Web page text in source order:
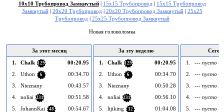
10x10 Трубопровод Замкнутый| 15x15 Трубопровод | 15x15 Трубопровод
Замкнутый| 20x20 Трубопровод | 20x20 Трубопровод Замкнутый| 25x25
Трубопровод | 25x25 Трубопровод Замкнутый
Новая головоломка
За этот месяц
1.
Chalk 129
00:20.95
2.
Uthon 6
00:34.70
3.
Nieznany
00:43.57
4.
noliai 231
00:51.58
5.
JohannKai 48
00:54.67
За эту неделю
1.
Chalk 129
00:20.95
2.
Uthon 6
00:34.70
3.
Nieznany
00:50.28
4.
noliai 231
00:56.10
5.
lijiking 32
01:04.08
1.
--- пусто ---
2.
--- пусто ---
3.
--- пусто ---
4.
--- пусто ---
5.
--- пусто ---